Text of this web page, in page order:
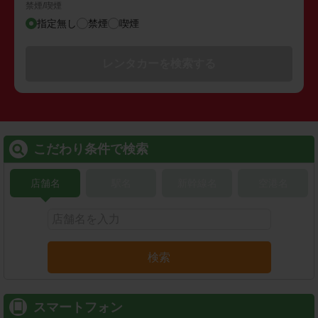
禁煙/喫煙
指定無し 禁煙 喫煙
こだわり条件で検索
店舗名
検索
スマートフォン